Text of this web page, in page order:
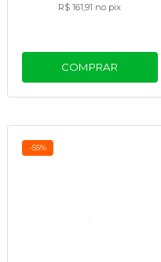
R$ 161,91 no pix
COMPRAR
-55%